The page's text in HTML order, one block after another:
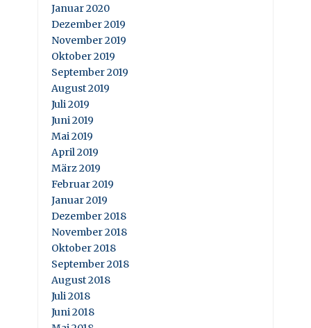
Januar 2020
Dezember 2019
November 2019
Oktober 2019
September 2019
August 2019
Juli 2019
Juni 2019
Mai 2019
April 2019
März 2019
Februar 2019
Januar 2019
Dezember 2018
November 2018
Oktober 2018
September 2018
August 2018
Juli 2018
Juni 2018